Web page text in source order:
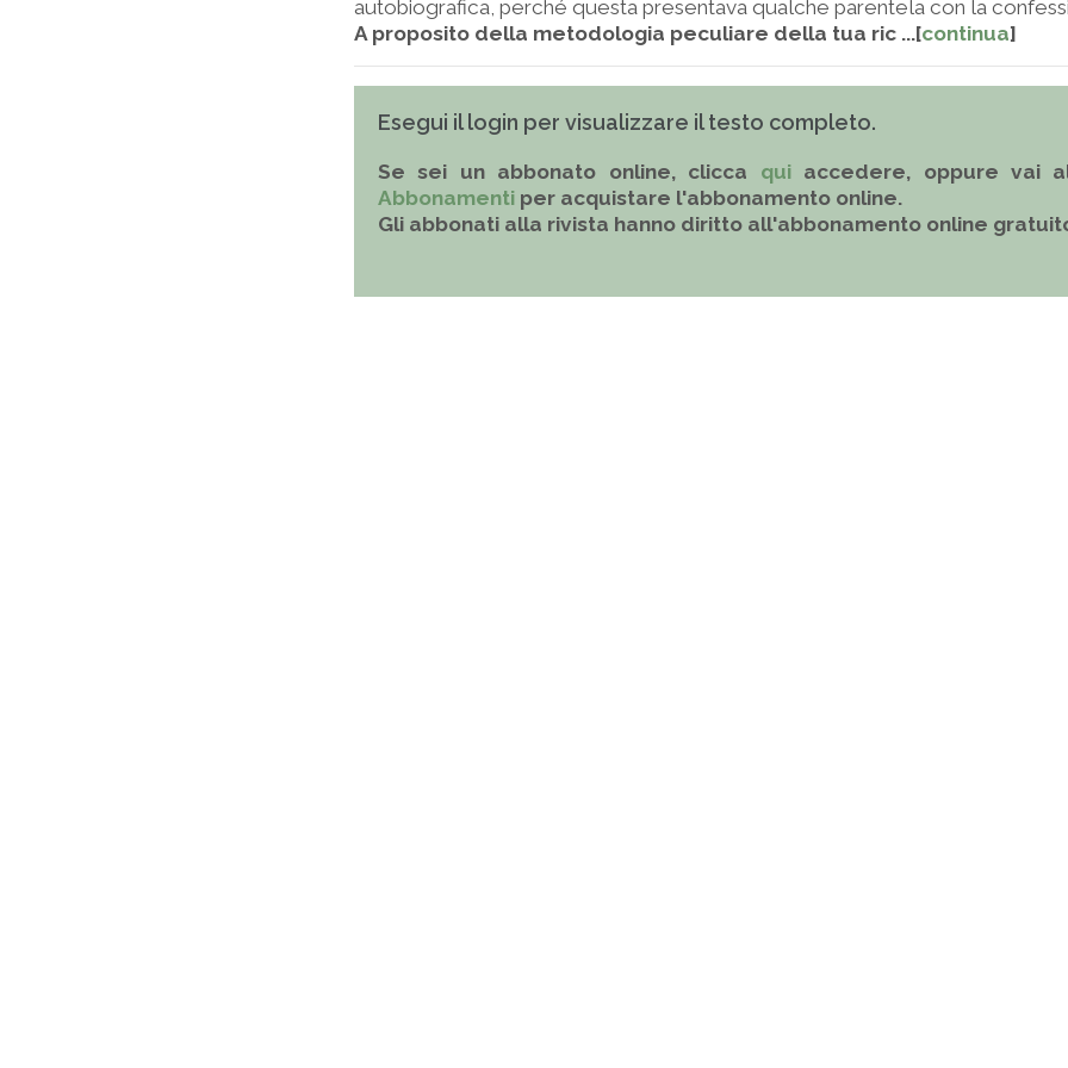
autobiografica, perché questa presentava qualche parentela con la
A proposito della metodologia peculiare della tua ric ...[continua]
Esegui il login per visualizzare il testo completo.
Se sei un abbonato online, clicca quiaccedere, oppure vai
Abbonamenti per acquistare l'abbonamento online.
Gli abbonati alla rivista hanno diritto all'abbonamento online